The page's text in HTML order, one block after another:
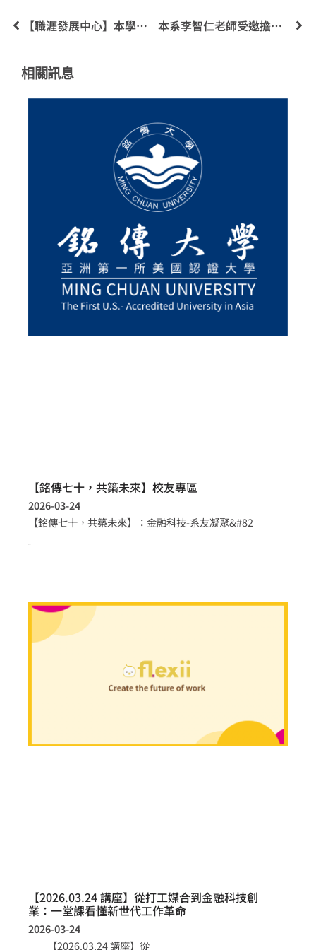
【職涯發展中心】本學期企業說明會活動 本系李智仁老師受邀擔任第25屆傑出基金金鑽獎評審委員
相關訊息
【銘傳七十，共築未來】校友專區
2026-03-24
【銘傳七十，共築未來】：金融科技-系友凝聚&#82
【2026.03.24 講座】從打工媒合到金融科技創
業：一堂課看懂新世代工作革命
2026-03-24
【2026.03.24 講座】從